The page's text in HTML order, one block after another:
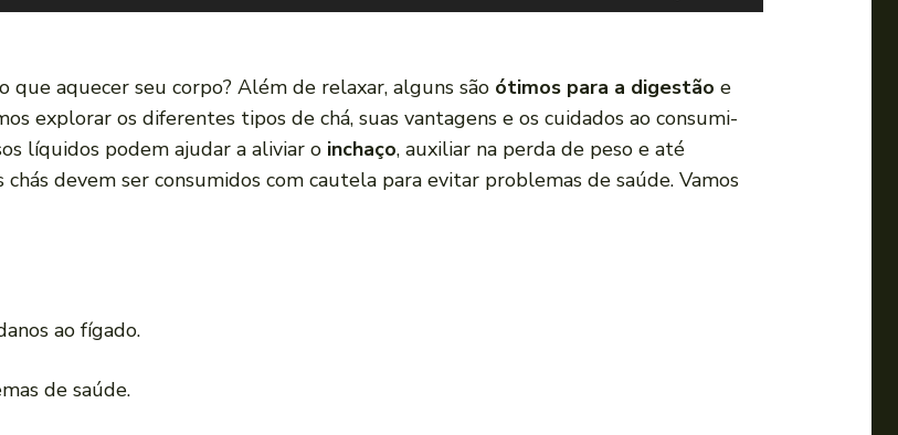
s
a
e
que aquecer seu corpo? Além de relaxar, alguns são ótimos para a digestão e
explorar os diferentes tipos de chá, suas vantagens e os cuidados ao consumi-
líquidos podem ajudar a aliviar o inchaço, auxiliar na perda de peso e até
devem ser consumidos com cautela para evitar problemas de saúde. Vamos
ao fígado.
de saúde.